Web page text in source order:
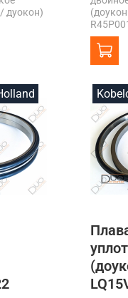
дуокон)